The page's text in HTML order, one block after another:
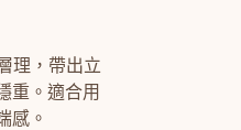
理，帶出立
重。適合用
感。